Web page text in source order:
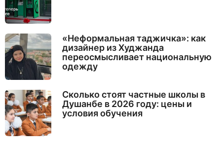
«Неформальная таджичка»: как
дизайнер из Худжанда
переосмысливает национальную
одежду
Сколько стоят частные школы в
Душанбе в 2026 году: цены и
условия обучения